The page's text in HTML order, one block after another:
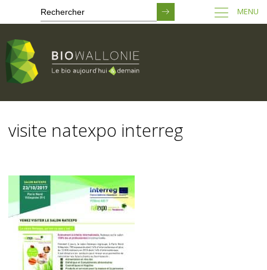
contenu
principal
MENU
visite natexpo interreg